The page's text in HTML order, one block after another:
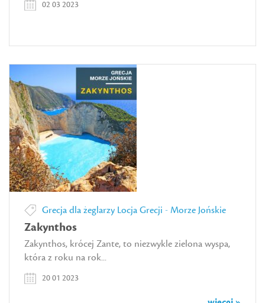
02 03 2023
Grecja dla żeglarzy Locja Grecji - Morze Jońskie
Zakynthos
Zakynthos, krócej Zante, to niezwykle zielona wyspa,
która z roku na rok...
20 01 2023